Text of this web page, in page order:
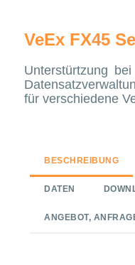
VeEx FX45
Unterstürtzung
für verschiedene
BESCHREIBUNG
DATEN
ANGEBOT,